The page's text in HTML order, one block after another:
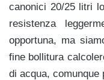
canonici 20/25 litri
resistenza
opportuna, ma
fine bollitura
di acqua, comunque